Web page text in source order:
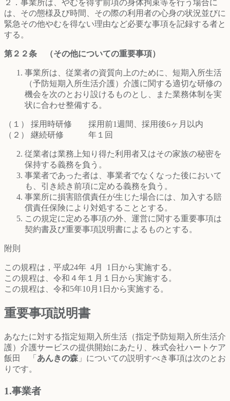
２．事業所は、やむを得ず前項の身体拘束等を行う場合に
は、その態様及び時間、その際の利用者の心身の状況並びに
緊急その他やむを得ない理由など必要な事項を記録する者と
する。
第２２条 （その他についての重要事項）
事業所は、従業者の資質向上のために、短期入所生活
（予防短期入所生活介護）介護に関する適切な研修の
機会を次のとおり設けるものとし、また業務体制を実
状に合わせ整備する。
（１） 採用時研修 採用前1週間、採用後6ヶ月以内
（２） 継続研修 年１回
従業者は業務上知り得た利用者又はその家族の秘密を
保持する義務を負う。
事業者であった者は、事業者でなくなった後において
も、引き続き前項に定める義務を負う。
事業所に損害賠償責任が生じた場合には、加入する賠
償責任保険により対処することとする。
この規定に定める事項の外、運営に関する重要事項は
契約書及び重要事項説明書によるものとする。
附則
この規程は，平成24年 4月
1日から実施する。
この規程は、令和４年１月１日から実施する。
この規程は、令和5年10月1日から実施する。
重要事項説明書
あなたに対する指定短期入所生活（指定予防短期入所生活介
護）介護サービスの提供開始にあたり、株式会社ハートケア
飯田 「 あんきの森 」についての説明すべき事項は次のとお
りです。
1.事業者